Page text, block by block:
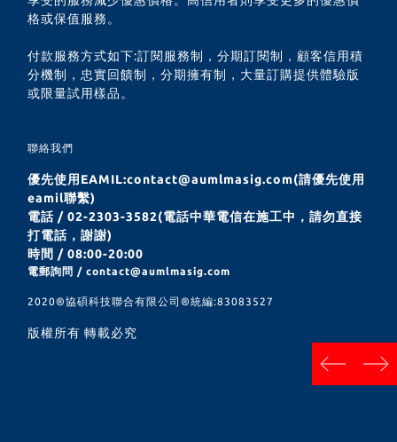
格或保值服務。
付款服務方式如下:訂閱服務制，分期訂閱制，顧客信用積
分機制，忠實回饋制，分期擁有制，大量訂購提供體驗版
或限量試用樣品。
聯絡我們
優先使用EAMIL:contact@aumlmasig.com(請優先使用
eamil聯繫)
電話 / 02-2303-3582(電話中華電信在施工中，請勿直接
打電話，謝謝)
時間 / 08:00-20:00
電郵詢問 / contact@aumlmasig.com
2020®︎協碩科技聯合有限公司®︎統編:83083527
版權所有 轉載必究
prev next